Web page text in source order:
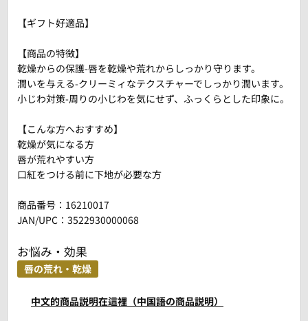
【ギフト好適品】
【商品の特徴】
乾燥からの保護-唇を乾燥や荒れからしっかり守ります。
潤いを与える-クリーミィなテクスチャーでしっかり潤います。
小じわ対策-周りの小じわを気にせず、ふっくらとした印象に。
【こんな方へおすすめ】
乾燥が気になる方
唇が荒れやすい方
口紅をつける前に下地が必要な方
商品番号： 16210017
JAN/UPC：3522930000068
お悩み・効果
唇の荒れ・乾燥
中文的商品説明在這裡（中国語の商品説明）